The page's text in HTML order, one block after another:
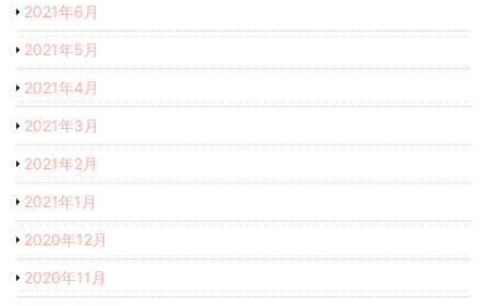
2021年6月
2021年5月
2021年4月
2021年3月
2021年2月
2021年1月
2020年12月
2020年11月